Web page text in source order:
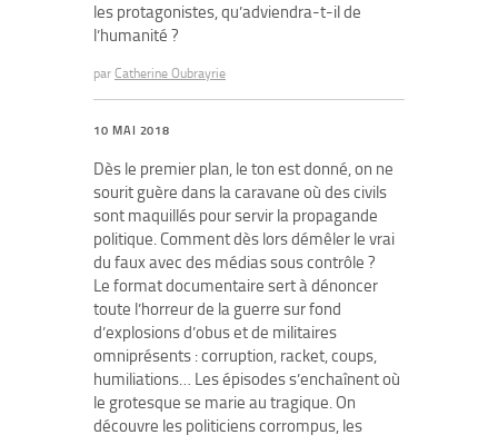
les protagonistes, qu’adviendra-t-il de
l’humanité ?
par Catherine Oubrayrie
10 MAI 2018
Dès le premier plan, le ton est donné, on ne
sourit guère dans la caravane où des civils
sont maquillés pour servir la propagande
politique. Comment dès lors démêler le vrai
du faux avec des médias sous contrôle ?
Le format documentaire sert à dénoncer
toute l’horreur de la guerre sur fond
d’explosions d’obus et de militaires
omniprésents : corruption, racket, coups,
humiliations… Les épisodes s’enchaînent où
le grotesque se marie au tragique. On
découvre les politiciens corrompus, les